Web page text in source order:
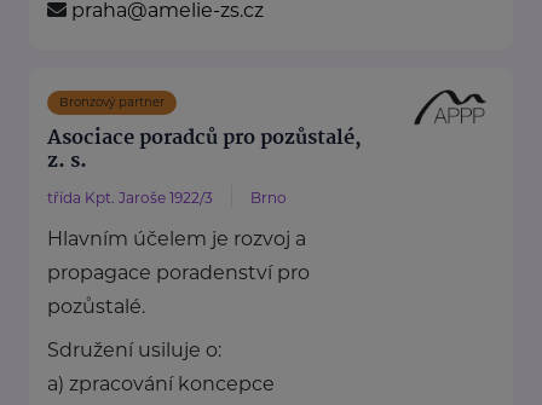
praha@amelie-zs.cz
Bronzový partner
Asociace poradců pro pozůstalé,
z. s.
třída Kpt. Jaroše 1922/3 Brno
Hlavním účelem je rozvoj a
propagace poradenství pro
pozůstalé.
Sdružení usiluje o:
a) zpracování koncepce